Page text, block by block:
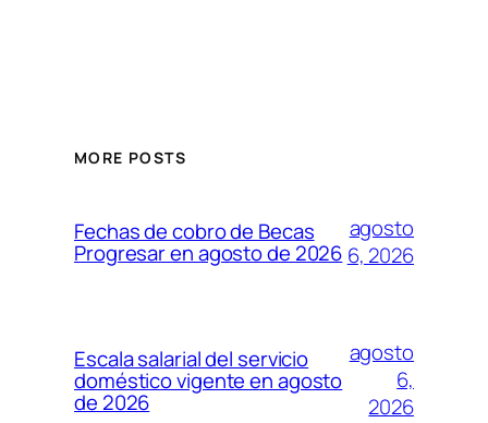
MORE POSTS
Fechas de cobro de Becas
Progresar en agosto de 2026
agosto
6, 2026
Escala salarial del servicio
doméstico vigente en agosto
de 2026
agosto
6,
2026